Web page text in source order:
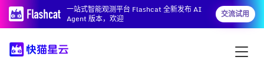
一站式智能观测平台 Flashcat 全新发布 AI
Agent 版本，欢迎
交流试用